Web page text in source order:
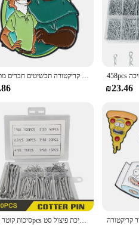
אנימה סרט אמייל סיכת בעלי חיים חמודים דש סיכות תג על גב בגדים אביזרים קריקטורה תכשיטים חברים מתנות
₪23.46
סיכות קוטר 230pcs להגדיר סיכת פיצול סט m1 m2 m2.5 m3 m5 סיכות קוטר סיכה טרקטור למכונית